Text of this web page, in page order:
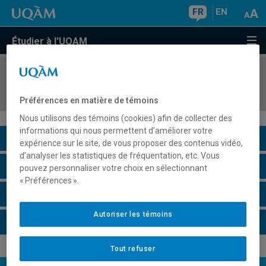
FR EN
Étudier à l'UQAM
COURS//
Description du cours
Horaire - Été 2026
Préférences en matière de témoins
Nous utilisons des témoins (cookies) afin de collecter des
informations qui nous permettent d’améliorer votre
expérience sur le site, de vous proposer des contenus vidéo,
d’analyser les statistiques de fréquentation, etc. Vous
pouvez personnaliser votre choix en sélectionnant
« Préférences ».
Tout refuser
Autoriser les témoins